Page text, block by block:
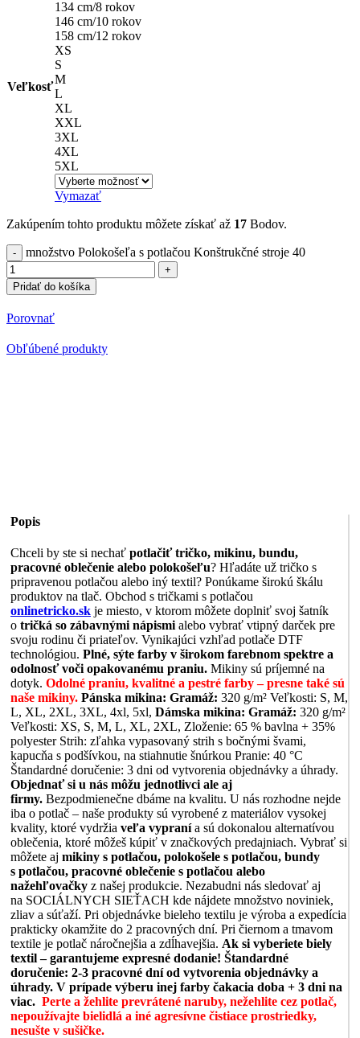
Veľkosť
134 cm/8 rokov
146 cm/10 rokov
158 cm/12 rokov
XS
S
M
L
XL
XXL
3XL
4XL
5XL
Vymazať
Zakúpením tohto produktu môžete získať až 17 Bodov.
množstvo Polokošeľa s potlačou Konštrukčné stroje 40
Pridať do košíka
Porovnať
Obľúbené produkty
Popis
Chceli by ste si nechať potlačiť tričko, mikinu, bundu,
pracovné oblečenie alebo polokošeľu? Hľadáte už tričko s
pripravenou potlačou alebo iný textil? Ponúkame širokú škálu
produktov na tlač. Obchod s tričkami s potlačou
onlinetricko.sk je miesto, v ktorom môžete doplniť svoj šatník
o tričká so zábavnými nápismi alebo vybrať vtipný darček pre
svoju rodinu či priateľov. Vynikajúci vzhľad potlače DTF
technológiou. Plné, sýte farby v širokom farebnom spektre a
odolnosť voči opakovanému praniu. Mikiny sú príjemné na
dotyk. Odolné praniu, kvalitné a pestré farby – presne také sú
naše mikiny. Pánska mikina: Gramáž: 320 g/m² Veľkosti: S, M,
L, XL, 2XL, 3XL, 4xl, 5xl, Dámska mikina: Gramáž: 320 g/m²
Veľkosti: XS, S, M, L, XL, 2XL, Zloženie: 65 % bavlna + 35%
polyester Strih: zľahka vypasovaný strih s bočnými švami,
kapucňa s podšívkou, na stiahnutie šnúrkou Pranie: 40 °C
Štandardné doručenie: 3 dni od vytvorenia objednávky a úhrady.
Objednať si u nás môžu jednotlivci ale aj
firmy. Bezpodmienečne dbáme na kvalitu. U nás rozhodne nejde
iba o potlač – naše produkty sú vyrobené z materiálov vysokej
kvality, ktoré vydržia veľa vypranía sú dokonalou alternatívou
oblečenia, ktoré môžeš kúpiť v značkových predajniach. Vybrať si
môžete aj mikiny s potlačou, polokošele s potlačou, bundy
s potlačou, pracovné oblečenie s potlačou alebo
nažehľovačky z našej produkcie. Nezabudni nás sledovať aj
na SOCIÁLNYCH SIEŤACH kde nájdete množstvo noviniek,
zliav a súťaží. Pri objednávke bieleho textilu je výroba a expedícia
prakticky okamžite do 2 pracovných dní. Pri čiernom a tmavom
textile je potlač náročnejšia a zdĺhavejšia. Ak si vyberiete biely
textil – garantujeme expresné dodanie! Štandardné
doručenie: 2-3 pracovné dní od vytvorenia objednávky a
úhrady. V prípade výberu inej farby čakacia doba + 3 dni na
viac. Perte a žehlite prevrátené naruby, nežehlite cez potlač,
nepoužívajte bielidlá a iné agresívne čistiace prostriedky,
nesušte v sušičke.